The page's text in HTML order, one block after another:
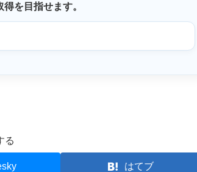
を目指せます。
る
はてブ